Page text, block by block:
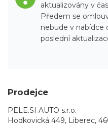
aktualizovány v
Předem se
nebude v nabídce
poslední
Prodejce
PELE.SI AUTO s.r.o.
Hodkovická 449, Liberec,